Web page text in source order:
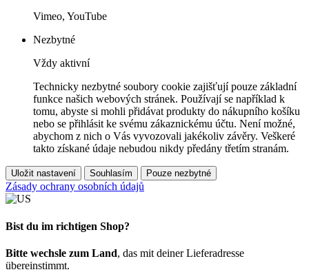
Vimeo, YouTube
Nezbytné
Vždy aktivní
Technicky nezbytné soubory cookie zajišťují pouze základní
funkce našich webových stránek. Používají se například k
tomu, abyste si mohli přidávat produkty do nákupního košíku
nebo se přihlásit ke svému zákaznickému účtu. Není možné,
abychom z nich o Vás vyvozovali jakékoliv závěry. Veškeré
takto získané údaje nebudou nikdy předány třetím stranám.
Uložit nastavení Souhlasím Pouze nezbytné
Zásady ochrany osobních údajů
Bist du im richtigen Shop?
Bitte wechsle zum Land, das mit deiner Lieferadresse
übereinstimmt.